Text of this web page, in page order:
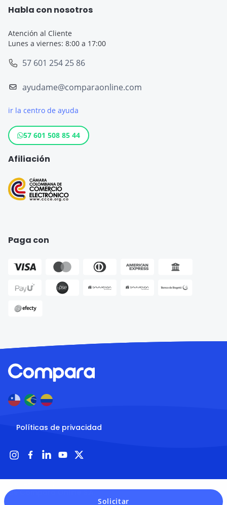
Solicitar
Seguro de Viaje para Embarazadas
Seguro de Viaje Cruceros
SOAT
Tarjeta de Crédito
Crédito de Vehículo
Crédito Hipotecario
Crédito de Consumo
Cuenta de ahorro
Seguro para Motos
Habla con nosotros
Atención al Cliente
Lunes a viernes: 8:00 a 17:00
57 601 254 25 86
ayudame@comparaonline.com
ir la centro de ayuda
57 601 508 85 44
Afiliación
Paga con
Políticas de privacidad
® 2024 ComparaOnline.com es una marca registrada
de Compara Online S.A.